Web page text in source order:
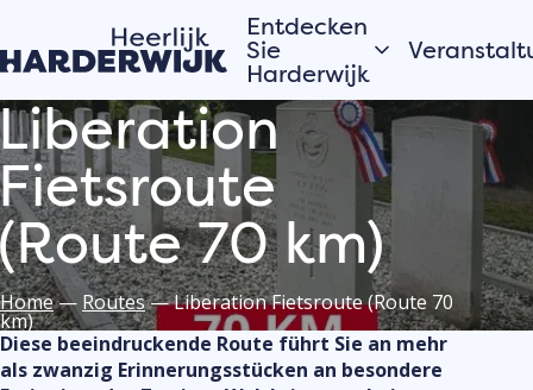
Entdecken
Sie
Harderwijk
Hansestadt
Wasser
Veluwe
Dörfer
Geschichten aus
Heute
Morgen
Dieses
Alles
deine
70 km)
Home— Routes—Liberation Fietsroute (Route 70
km)
Diese beeindruckende Route führt Sie an mehr
als zwanzig Erinnerungsstücken an besondere